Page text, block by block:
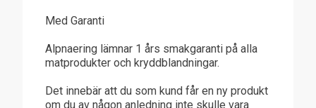
Med Garanti
Alpnaering lämnar 1 års smakgaranti på alla
matprodukter och kryddblandningar.
Det innebär att du som kund får en ny produkt
om du av någon anledning inte skulle vara